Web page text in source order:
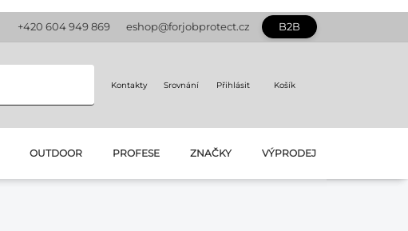
+420 604 949 869 eshop@forjobprotect.cz B2B
Kontakty Srovnání Přihlásit Košík
OUTDOOR PROFESE ZNAČKY VÝPRODEJ